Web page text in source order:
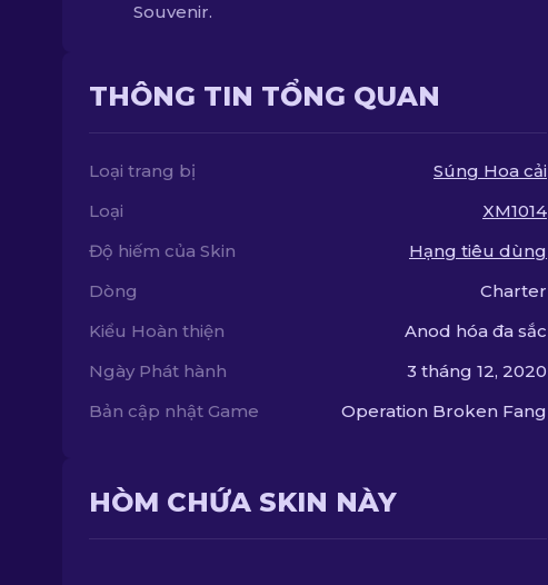
Souvenir.
THÔNG TIN TỔNG QUAN
Loại trang bị
Súng Hoa cải
Loại
XM1014
Độ hiếm của Skin
Hạng tiêu dùng
Dòng
Charter
Kiểu Hoàn thiện
Anod hóa đa sắc
Ngày Phát hành
3 tháng 12, 2020
Bản cập nhật Game
Operation Broken Fang
HÒM CHỨA SKIN NÀY